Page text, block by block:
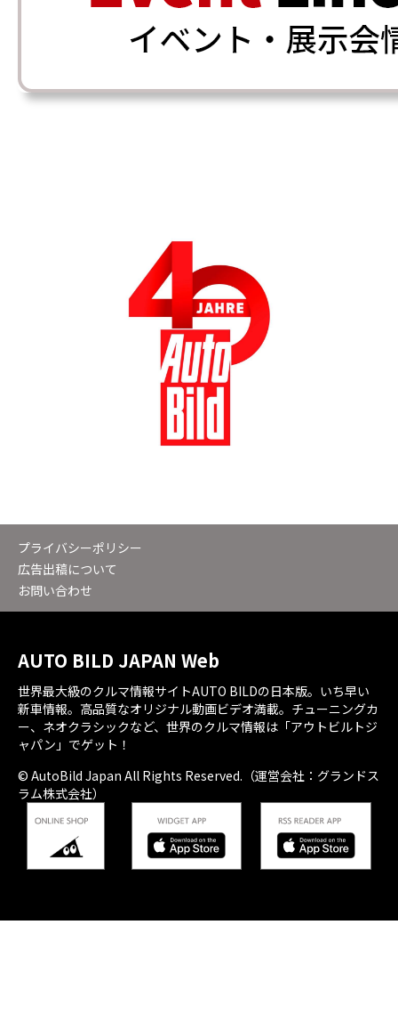
プライバシーポリシー
広告出稿について
お問い合わせ
AUTO BILD JAPAN Web
世界最大級のクルマ情報サイトAUTO BILDの日本版。いち早い
新車情報。高品質なオリジナル動画ビデオ満載。チューニングカ
ー、ネオクラシックなど、世界のクルマ情報は「アウトビルトジ
ャパン」でゲット！
© AutoBild Japan All Rights Reserved.（運営会社：グランドス
ラム株式会社）